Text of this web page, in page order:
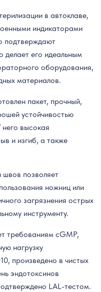
в автоклаве,
индикаторами
подтверждают
делает его идеальным
оборудования,
материалов.
пакет, прочный,
устойчивостью
высокая
и изгиб, а также
швов позволяет
ножниц или
загрязнения острых
инструменту.
требованиям cGMP,
нагрузку
произведено в чистых
эндотоксинов
LAL-тестом.